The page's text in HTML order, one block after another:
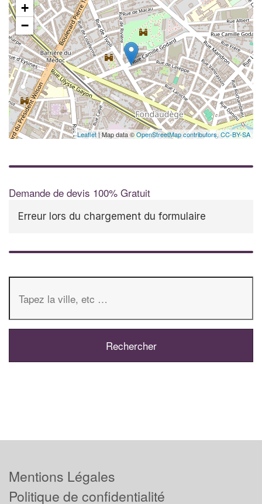
+
−
Leaflet| Map data ©OpenStreetMap contributors,CC-BY-SA
Demande de devis 100% Gratuit
Erreur lors du chargement du formulaire
Mentions Légales
Politique de confidentialité